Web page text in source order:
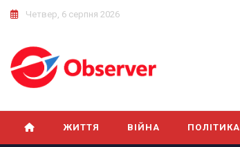
Четвер, 6 серпня 2026
ЖИТТЯ ВІЙНА ПОЛІТИКА